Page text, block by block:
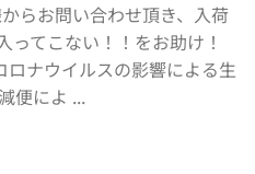
らお問い合わせ頂き、入荷
ってこない！！をお助け！
ナウイルスの影響による生
便によ ...